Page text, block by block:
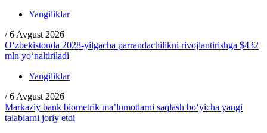
Yangiliklar
/ 6 Avgust 2026
O‘zbekistonda 2028-yilgacha parrandachilikni rivojlantirishga $432
mln yo‘naltiriladi
Yangiliklar
/ 6 Avgust 2026
Markaziy bank biometrik ma’lumotlarni saqlash bo‘yicha yangi
talablarni joriy etdi